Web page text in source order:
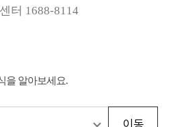
터 1688-8114
을 알아보세요.